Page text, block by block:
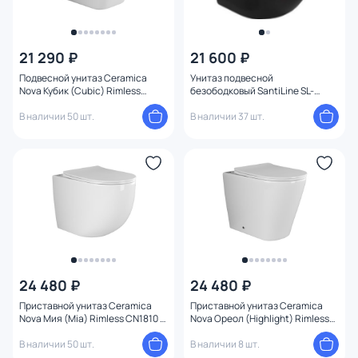
21 290 ₽
Подвесной унитаз Ceramica
Nova Кубик (Cubic) Rimless
В наличии 50 шт.
21 600 ₽
Унитаз подвесной
безободковый SantiLine SL-
В наличии 37 шт.
24 480 ₽
Приставной унитаз Ceramica
Nova Мия (Mia) Rimless CN1810 с
В наличии 50 шт.
24 480 ₽
Приставной унитаз Ceramica
Nova Ореол (Highlight) Rimless
В наличии 8 шт.